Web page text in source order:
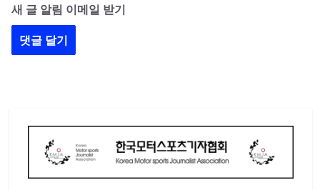
새 글 알림 이메일 받기